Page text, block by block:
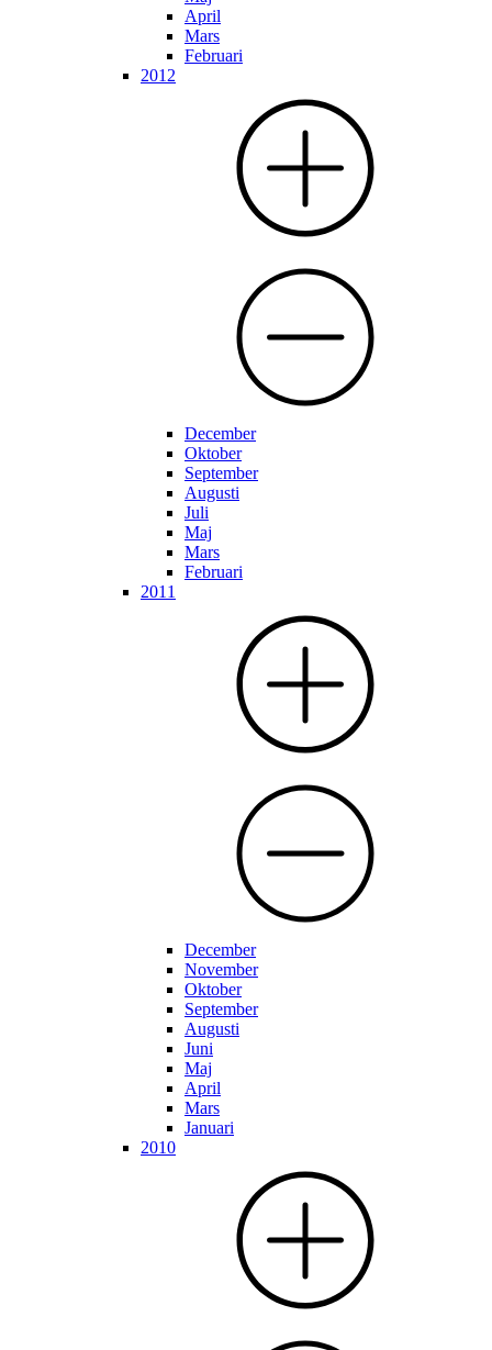
April
Mars
Februari
2012
December
Oktober
September
Augusti
Juli
Maj
Mars
Februari
2011
December
November
Oktober
September
Augusti
Juni
Maj
April
Mars
Januari
2010